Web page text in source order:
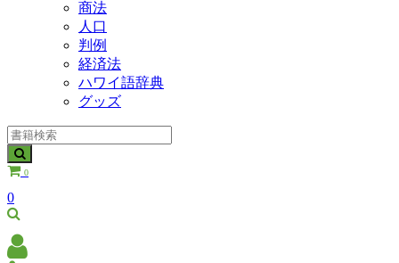
商法
人口
判例
経済法
ハワイ語辞典
グッズ
0
0